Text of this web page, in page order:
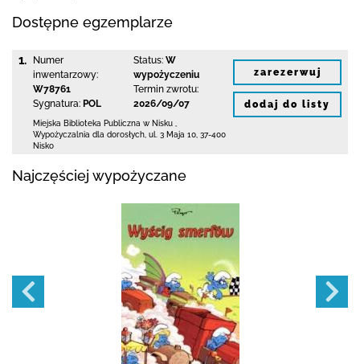
Dostępne egzemplarze
1.
Numer
inwentarzowy:
W78761
Sygnatura: POL
Status: W
wypożyczeniu
Termin zwrotu:
2026/09/07
Miejska Biblioteka Publiczna w Nisku
Wypożyczalnia dla dorosłych, ul. 3 Maja 10 37-400
Nisko
zarezerwuj
dodaj do listy
Najczęściej wypożyczane